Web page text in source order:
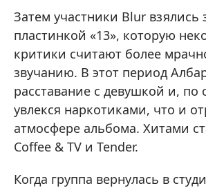
Затем участники Blur взялись
пластинкой «13», которую
критики считают более
звучанию. В этот период
расставание с девушкой и, по
увлекся наркотиками, что и
атмосфере альбома. Хитами
Coffee & TV и Tender.
Когда группа вернулась в